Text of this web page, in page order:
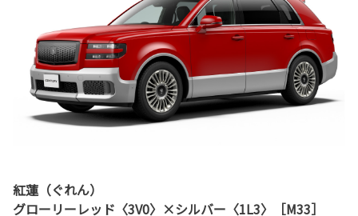
紅蓮（ぐれん）
グローリーレッド〈3V0〉×シルバー〈1L3〉［M33］